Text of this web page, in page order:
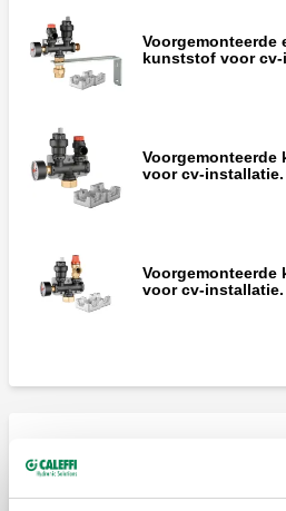
Voorgemonteerde
kunststof voor
voor cv-installatie.
voor cv-installatie.